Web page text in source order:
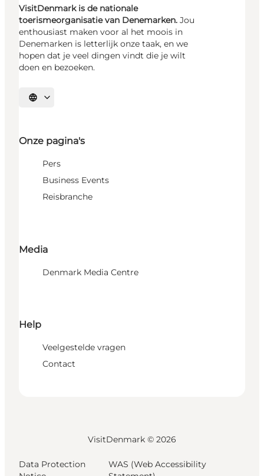
VisitDenmark is de nationale
toerismeorganisatie van Denemarken. Jou
enthousiast maken voor al het moois in
Denemarken is letterlijk onze taak, en we
hopen dat je veel dingen vindt die je wilt
doen en bezoeken.
Selecteer taal
Onze pagina's
Pers
Business Events
Reisbranche
Media
Denmark Media Centre
Help
Veelgestelde vragen
Contact
VisitDenmark © 2026
Data Protection
WAS (Web Accessibility